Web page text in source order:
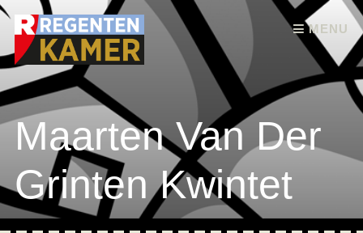
MENU
Skip to content
Maarten Van Der
Grinten Kwintet